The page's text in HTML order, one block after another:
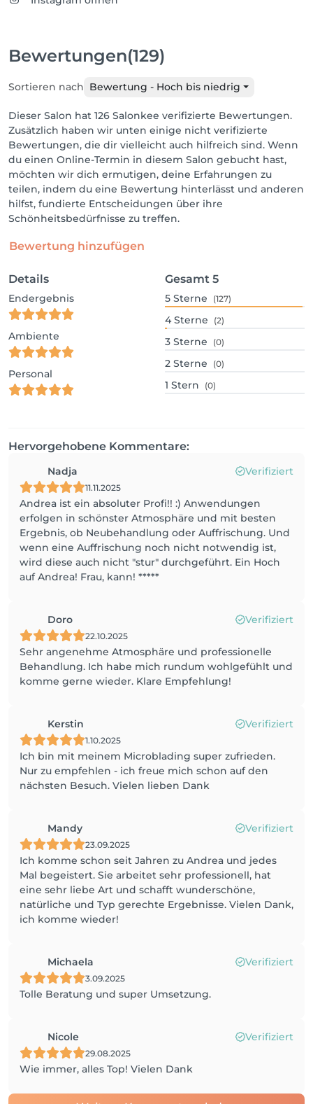
Bewertungen(129)
Sortieren nach Bewertung - Hoch bis niedrig
Dieser Salon hat 126 Salonkee verifizierte Bewertungen.
Zusätzlich haben wir unten einige nicht verifizierte
Bewertungen, die dir vielleicht auch hilfreich sind. Wenn
du einen Online-Termin in diesem Salon gebucht hast,
möchten wir dich ermutigen, deine Erfahrungen zu
teilen, indem du eine Bewertung hinterlässt und anderen
hilfst, fundierte Entscheidungen über ihre
Schönheitsbedürfnisse zu treffen.
Bewertung hinzufügen
Details
Endergebnis
Ambiente
Personal
Gesamt 5
5 Sterne (127)
4 Sterne (2)
3 Sterne (0)
2 Sterne (0)
1 Stern (0)
Hervorgehobene Kommentare:
Nadja Verifiziert
11.11.2025
Andrea ist ein absoluter Profi!! :) Anwendungen
erfolgen in schönster Atmosphäre und mit besten
Ergebnis, ob Neubehandlung oder Auffrischung. Und
wenn eine Auffrischung noch nicht notwendig ist,
wird diese auch nicht "stur" durchgeführt. Ein Hoch
auf Andrea! Frau, kann! *****
Doro Verifiziert
22.10.2025
Sehr angenehme Atmosphäre und professionelle
Behandlung. Ich habe mich rundum wohlgefühlt und
komme gerne wieder. Klare Empfehlung!
Kerstin Verifiziert
1.10.2025
Ich bin mit meinem Microblading super zufrieden.
Nur zu empfehlen - ich freue mich schon auf den
nächsten Besuch. Vielen lieben Dank
Mandy Verifiziert
23.09.2025
Ich komme schon seit Jahren zu Andrea und jedes
Mal begeistert. Sie arbeitet sehr professionell, hat
eine sehr liebe Art und schafft wunderschöne,
natürliche und Typ gerechte Ergebnisse. Vielen Dank,
ich komme wieder!
Michaela Verifiziert
3.09.2025
Tolle Beratung und super Umsetzung.
Nicole Verifiziert
29.08.2025
Wie immer, alles Top! Vielen Dank